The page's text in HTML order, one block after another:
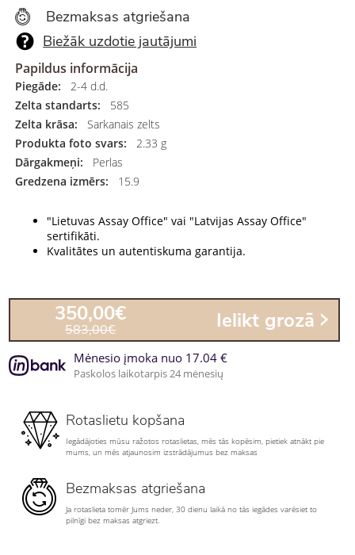
Bezmaksas atgriešana
Biežāk uzdotie jautājumi
Papildus informācija
Piegāde:
2-4 d.d.
Zelta standarts:
585
Zelta krāsa:
Sarkanais zelts
Produkta foto svars:
2.33 g
Dārgakmeņi:
Perlas
Gredzena izmērs:
15.9
"Lietuvas Assay Office" vai "Latvijas Assay Office"
sertifikāti.
Kvalitātes un autentiskuma garantija.
350,00€
583,00€ Ielikt grozā
Mėnesio įmoka nuo 17.04 €
Paskolos laikotarpis 24 mėnesių
Rotaslietu kopšana
Iegādājoties mūsu ražotos rotaslietas, mēs tās kopēsim, pietiek atnākt pie
mums, un mēs atjaunosim izstrādājumus bez maksas
Bezmaksas atgriešana
Ja rotaslieta tomēr Jums neder, 30 dienu laikā no tās iegādes varēsiet to
pilnīgi bez maksas atgriezt.